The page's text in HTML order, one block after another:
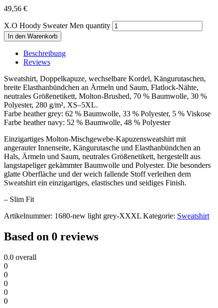
49,56 €
X.O Hoody Sweater Men quantity
In den Warenkorb
Beschreibung
Reviews
Sweatshirt, Doppelkapuze, wechselbare Kordel, Kängurutaschen,
breite Elasthanbündchen an Ärmeln und Saum, Flatlock-Nähte,
neutrales Größenetikett, Molton-Brushed, 70 % Baumwolle, 30 %
Polyester, 280 g/m², XS–5XL.
Farbe heather grey: 62 % Baumwolle, 33 % Polyester, 5 % Viskose
Farbe heather navy: 52 % Baumwolle, 48 % Polyester
Einzigartiges Molton-Mischgewebe-Kapuzensweatshirt mit
angerauter Innenseite, Kängurutasche und Elasthanbündchen an
Hals, Ärmeln und Saum, neutrales Größenetikett, hergestellt aus
langstapeliger gekämmter Baumwolle und Polyester. Die besonders
glatte Oberfläche und der weich fallende Stoff verleihen dem
Sweatshirt ein einzigartiges, elastisches und seidiges Finish.
– Slim Fit
Artikelnummer: 1680-new light grey-XXXL Kategorie: Sweatshirt
Based on 0 reviews
0.0 overall
0
0
0
0
0